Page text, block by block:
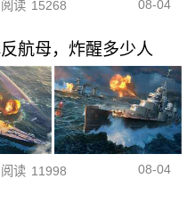
阅读 15268 08-04
航母，炸醒多少人
阅读 11998 08-04